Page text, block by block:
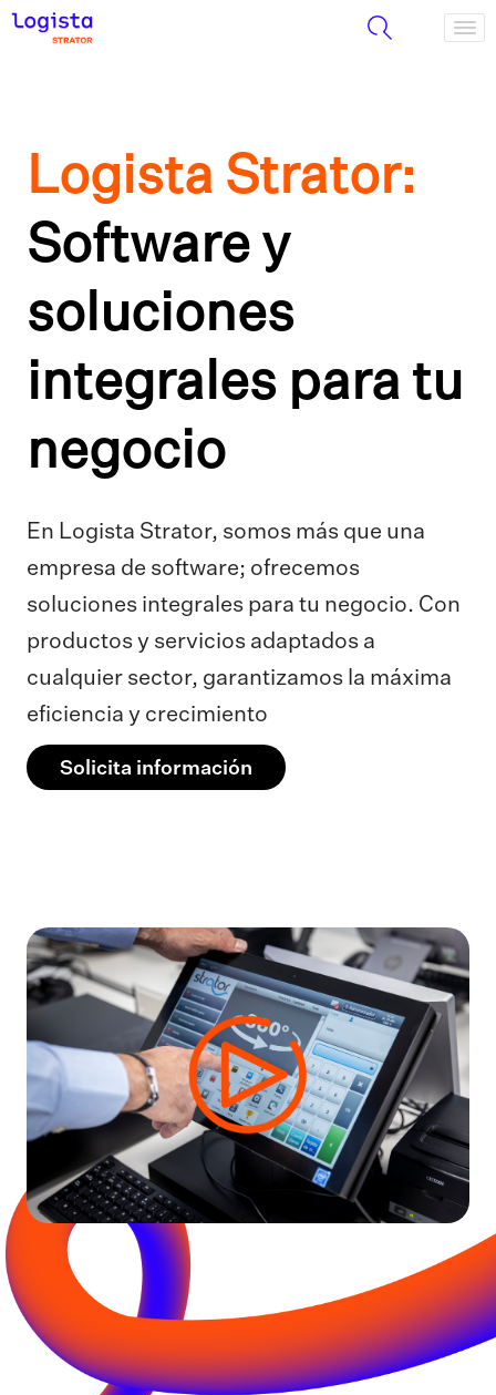
Logista Strator:
Software y
soluciones
integrales para tu
negocio
En Logista Strator, somos más que una
empresa de software; ofrecemos
soluciones integrales para tu negocio. Con
productos y servicios adaptados a
cualquier sector, garantizamos la máxima
eficiencia y crecimiento
Solicita información